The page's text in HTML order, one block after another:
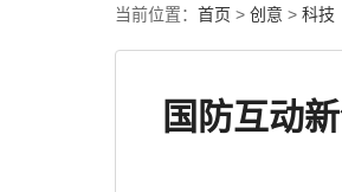
当前位置： 首页 > 创意 > 科技
国防互动